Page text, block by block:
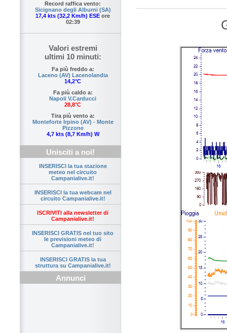
Record raffica vento:
Sicignano degli Alburni (SA)
17,4 kts (32,2 Km/h) ESE ore
02:39
Valori estremi
ultimi 10 minuti:
Fa più freddo a:
Laceno (AV) Lacenolandia
14,2°C
Fa più caldo a:
Napoli V.Carducci
28,8°C
Tira più vento a:
Monteforte Irpino (AV) - Monte
Pizzone
4,7 kts (8,7 Km/h) W
Unisciti a noi!
INSERISCI la tua stazione
meteo nel circuito
Campanialive.it!
INSERISCI la tua webcam nel
circuito Campanialive.it!
ISCRIVITI alla newsletter di
Campanialive.it!
INSERISCI GRATIS nel tuo sito
le previsioni meteo di
Campanialive.it!
INSERISCI GRATIS la tua
struttura su Campanialive.it!
Annunci